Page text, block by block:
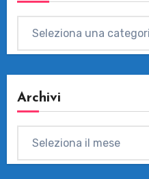
Archivi